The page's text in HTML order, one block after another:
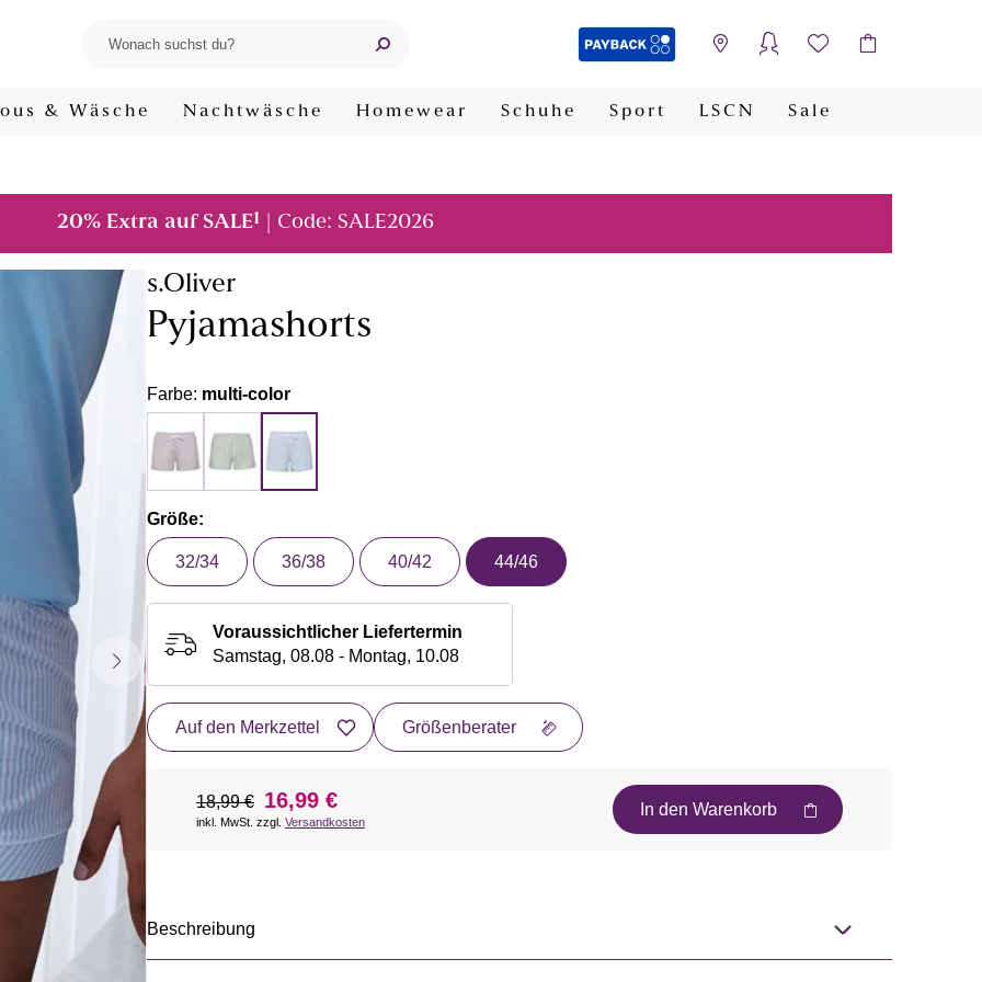
& Wäsche Nachtwäsche Homewear Schuhe Sport LSCN Sale
20% Extra auf SALE1 | Code: SALE2026
s.Oliver
Pyjamashorts
Farbe: multi-color
Größe:
32/34 36/38 40/42 44/46
Voraussichtlicher Liefertermin
Samstag, 08.08 - Montag, 10.08
Auf den Merkzettel Größenberater
18,99 € 16,99 €
inkl. MwSt. zzgl. Versandkosten
In den Warenkorb
Beschreibung